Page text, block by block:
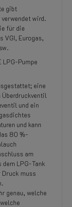
gibt
wird.
für die
VGI, Eurogas,
LPG-Pumpe
eine
und ein
und kann
80 %-
am
dem LPG-Tank
muss
genau, welche